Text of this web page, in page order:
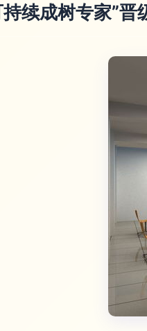
续成树专家”晋